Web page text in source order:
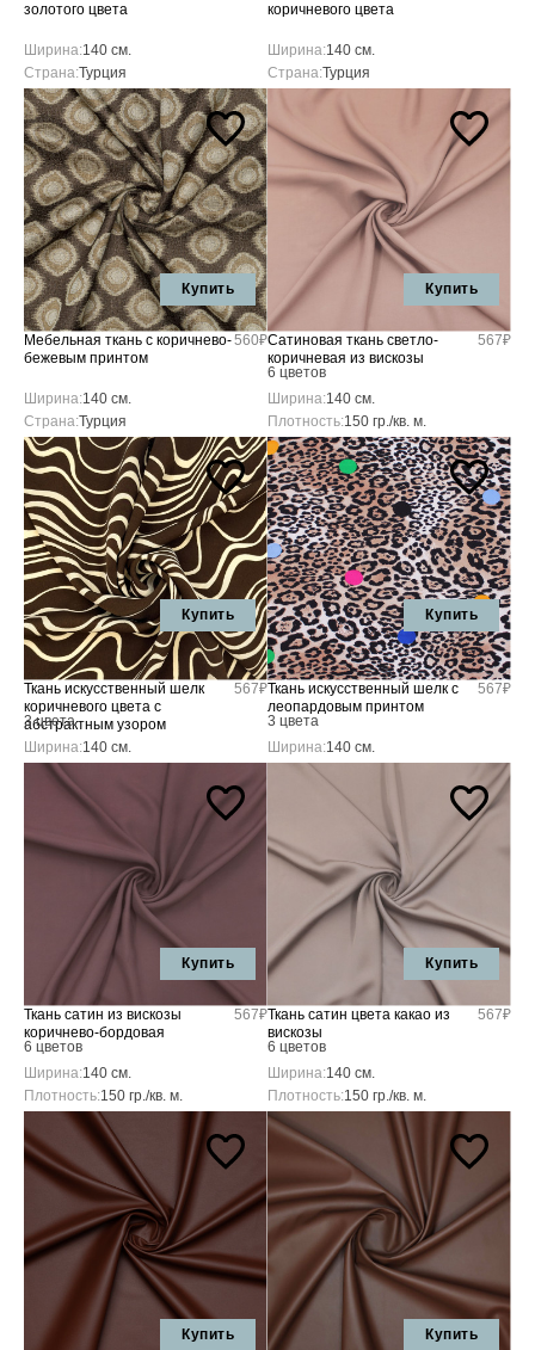
золотого цвета
Ширина:140 см.
Страна:Турция
коричневого цвета
Ширина:140 см.
Страна:Турция
Купить
Мебельная ткань с коричнево-
бежевым принтом
560₽
Ширина:140 см.
Страна:Турция
Купить
Сатиновая ткань светло-
коричневая из вискозы
6 цветов
567₽
Ширина:140 см.
Плотность:150 гр./кв. м.
Купить
Ткань искусственный шелк
коричневого цвета с
абстрактным узором
3 цвета
567₽
Ширина:140 см.
Купить
Ткань искусственный шелк с
леопардовым принтом
3 цвета
567₽
Ширина:140 см.
Купить
Ткань сатин из вискозы
коричнево-бордовая
6 цветов
567₽
Ширина:140 см.
Плотность:150 гр./кв. м.
Купить
Ткань сатин цвета какао из
вискозы
6 цветов
567₽
Ширина:140 см.
Плотность:150 гр./кв. м.
Купить
Купить